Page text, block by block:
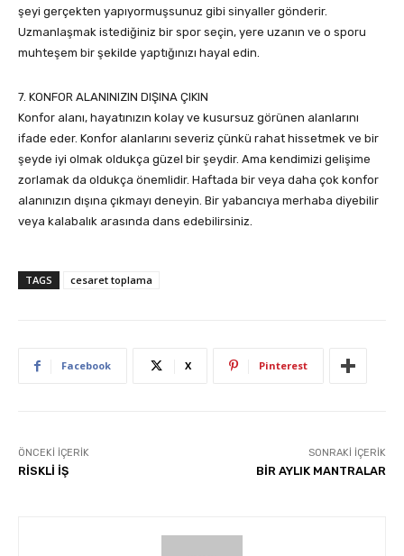
şeyi gerçekten yapıyormuşsunuz gibi sinyaller gönderir.
Uzmanlaşmak istediğiniz bir spor seçin, yere uzanın ve o sporu
muhteşem bir şekilde yaptığınızı hayal edin.
7. KONFOR ALANINIZIN DIŞINA ÇIKIN
Konfor alanı, hayatınızın kolay ve kusursuz görünen alanlarını
ifade eder. Konfor alanlarını severiz çünkü rahat hissetmek ve bir
şeyde iyi olmak oldukça güzel bir şeydir. Ama kendimizi gelişime
zorlamak da oldukça önemlidir. Haftada bir veya daha çok konfor
alanınızın dışına çıkmayı deneyin. Bir yabancıya merhaba diyebilir
veya kalabalık arasında dans edebilirsiniz.
TAGS cesaret toplama
Facebook X Pinterest
ÖNCEKI İÇERIK
RİSKLİ İŞ
SONRAKI İÇERIK
BİR AYLIK MANTRALAR